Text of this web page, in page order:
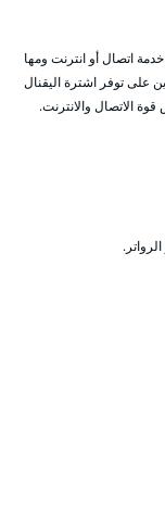
اتصال أو انترنت ومها
على توفر اشترة اليقنال
الاتصال والانترنت.